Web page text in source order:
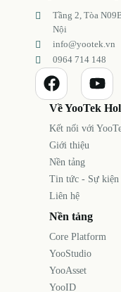
Tầng 2, Tòa
Nội
info@yootek.vn
0964 714 148
Về YooTek
Kết nối với
Giới thiệu
Nền tảng
Tin tức - Sự kiện
Liên hệ
Nền tảng
Core Platform
YooStudio
YooAsset
YooID